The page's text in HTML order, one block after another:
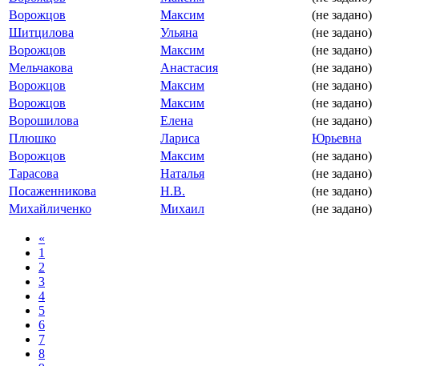
Ворожцов
Максим (не задано)
Шитцилова
Ульяна (не задано)
Ворожцов
Максим (не задано)
Мельчакова
Анастасия (не задано)
Ворожцов
Максим (не задано)
Ворожцов
Максим (не задано)
Ворошилова
Елена (не задано)
Плюшко
Лариса Юрьевна
Ворожцов
Максим (не задано)
Тарасова
Наталья (не задано)
Посаженникова
Н.В. (не задано)
Михайличенко
Михаил (не задано)
«
1
2
3
4
5
6
7
8